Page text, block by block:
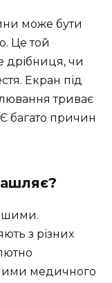
може бути
Це той
дрібниця, чи
Екран під
триває
багато причин
з різних
медичного